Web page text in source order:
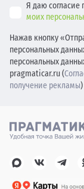
Я даю согласие
моих
Нажав кнопку
персональных
персональных
pragmaticar.ru (
получение рекламы